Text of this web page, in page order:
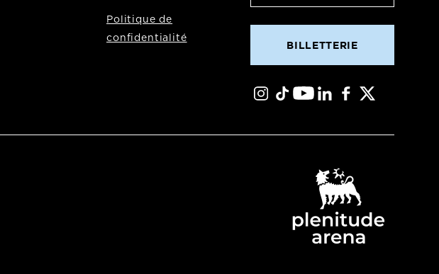
Politique de
confidentialité
BILLETTERIE